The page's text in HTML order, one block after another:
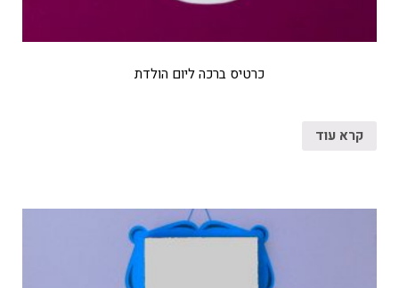
כרטיס ברכה ליום הולדת
קרא עוד